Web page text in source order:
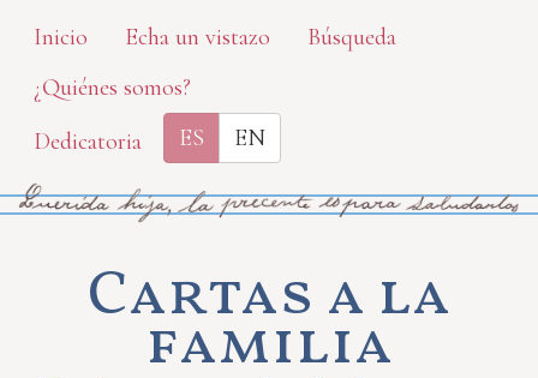
Skip
main
content
Inicio Echa un vistazo
Búsqueda
¿Quiénes somos?
Dedicatoria
ES EN
Cartas a la
familia